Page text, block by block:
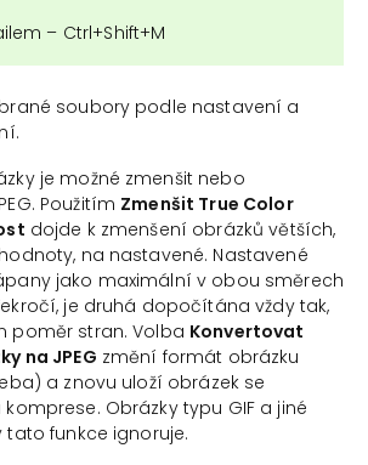
– Ctrl+Shift+M
soubory podle nastavení a
je možné zmenšit nebo
Použitím Zmenšit True Color
dojde k zmenšení obrázků větších,
na nastavené. Nastavené
jako maximální v obou směrech
je druhá dopočítána vždy tak,
poměr stran. Volba Konvertovat
na JPEG změní formát obrázku
a znovu uloží obrázek se
Obrázky typu GIF a jiné
funkce ignoruje.